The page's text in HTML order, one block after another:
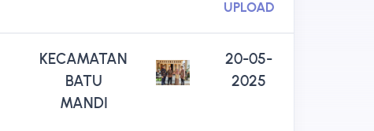
UPLOAD
KECAMATAN
BATU
MANDI
20-05-
2025